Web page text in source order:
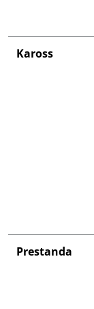
Kaross
Prestanda